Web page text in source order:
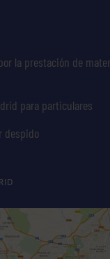
la prestación de
para particulares
despido